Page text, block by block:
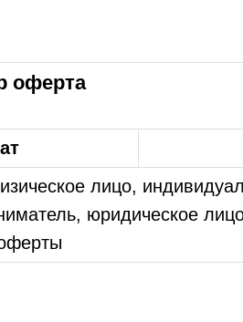
оферта
лицо,
юридическое